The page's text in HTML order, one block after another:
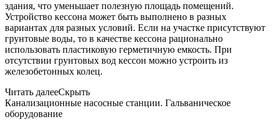
здания, что уменьшает полезную площадь помещений.
Устройство кессона может быть выполнено в разных
вариантах для разных условий. Если на участке присутствуют
грунтовые воды, то в качестве кессона рационально
использовать пластиковую герметичную емкость. При
отсутствии грунтовых вод кессон можно устроить из
железобетонных колец.
Читать далееСкрыть
Канализационные насосные станции. Гальваническое
оборудование